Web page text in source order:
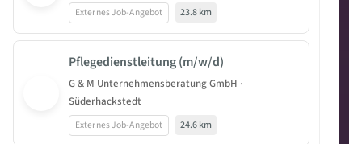
Externes Job-Angebot 23.8 km
Pflegedienstleitung (m/w/d)
G & M Unternehmensberatung GmbH ·
Süderhackstedt
Externes Job-Angebot 24.6 km